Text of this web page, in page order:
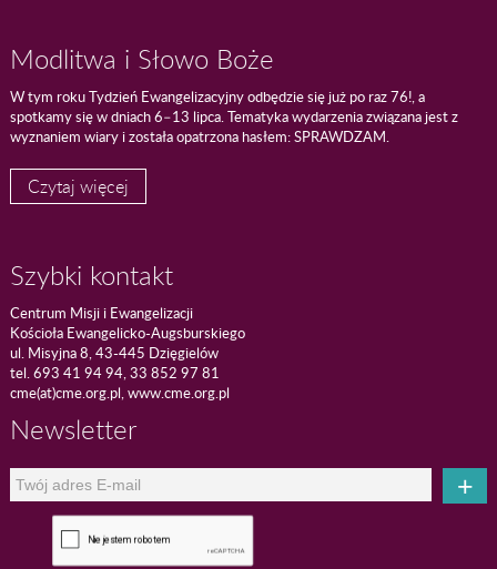
Modlitwa i Słowo Boże
W tym roku Tydzień Ewangelizacyjny odbędzie się już po raz 76!, a
spotkamy się w dniach 6–13 lipca. Tematyka wydarzenia związana jest z
wyznaniem wiary i została opatrzona hasłem: SPRAWDZAM.
Czytaj więcej
Szybki kontakt
Centrum Misji i Ewangelizacji
Kościoła Ewangelicko-Augsburskiego
ul. Misyjna 8, 43-445 Dzięgielów
tel. 693 41 94 94, 33 852 97 81
cme(at)cme.org.pl, www.cme.org.pl
Newsletter
+